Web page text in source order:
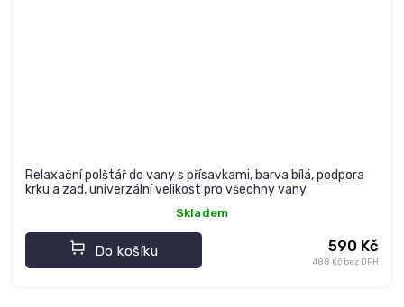
Relaxační polštář do vany s přísavkami, barva bílá, podpora
krku a zad, univerzální velikost pro všechny vany
Skladem
488 Kč bez DPH
590 Kč
Do košíku